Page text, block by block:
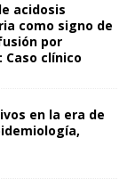
acidosis
como signo de
por
clínico
en la era de